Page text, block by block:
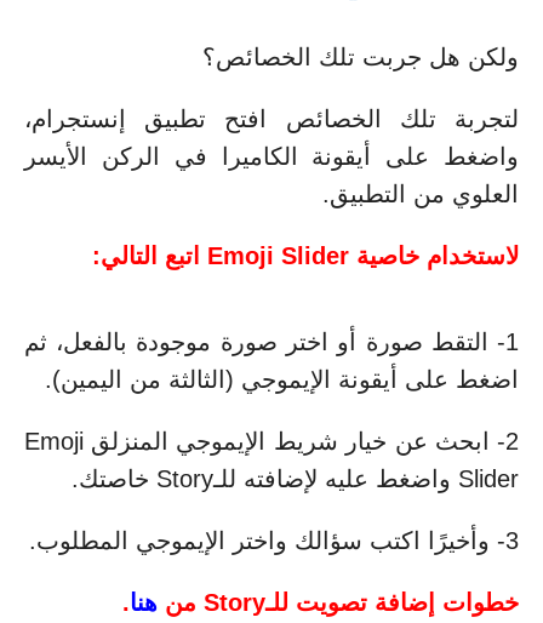
ولكن هل جربت تلك الخصائص؟
لتجربة تلك الخصائص افتح تطبيق إنستجرام،
واضغط على أيقونة الكاميرا في الركن الأيسر
العلوي من التطبيق.
لاستخدام خاصية Emoji Slider اتبع التالي:
1- التقط صورة أو اختر صورة موجودة بالفعل، ثم
اضغط على أيقونة الإيموجي (الثالثة من اليمين).
2- ابحث عن خيار شريط الإيموجي المنزلق Emoji
Slider واضغط عليه لإضافته للـStory خاصتك.
3- وأخيرًا اكتب سؤالك واختر الإيموجي المطلوب.
خطوات إضافة تصويت للـStory من هنا.